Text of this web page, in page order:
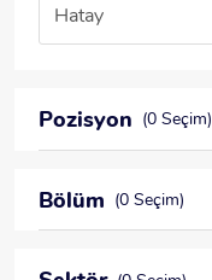
Hatay
Pozisyon (0 Seçim)
Bölüm (0 Seçim)